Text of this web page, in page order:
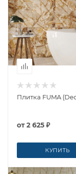
Плитка FUMA
от2 625 ₽
КУПИТЬ